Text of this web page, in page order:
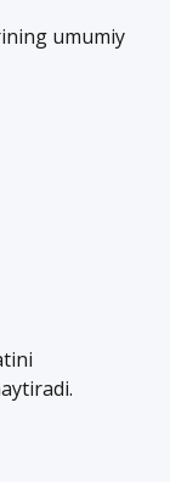
umumiy